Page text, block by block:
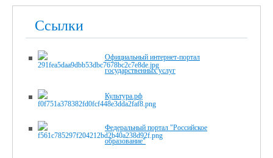
Ссылки
Официальный интернет-портал
государственных услуг
Культура.рф
Федеральный портал "Российское
образование"